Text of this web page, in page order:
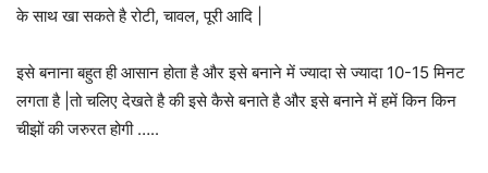
के साथ खा सकते है रोटी, चावल, पूरी आदि |
इसे बनाना बहुत ही आसान होता है और इसे बनाने में ज्यादा से ज्यादा 10-15 मिनट
लगता है |तो चलिए देखते है की इसे कैसे बनाते है और इसे बनाने में हमें किन किन
चीझों की जरुरत होगी …..